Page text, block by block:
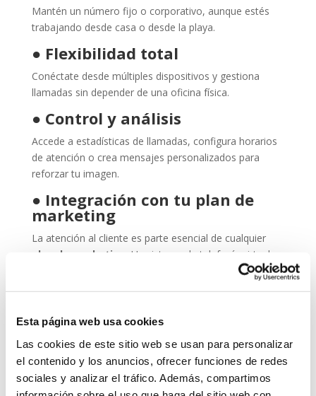
Esta página web usa cookies
Las cookies de este sitio web se usan para personalizar
el contenido y los anuncios, ofrecer funciones de redes
sociales y analizar el tráfico. Además, compartimos
Mantén un número fijo o corporativo, aunque estés
trabajando desde casa o desde la playa.
● Flexibilidad total
Conéctate desde múltiples dispositivos y gestiona
llamadas sin depender de una oficina física.
● Control y análisis
Accede a estadísticas de llamadas, configura horarios
de atención o crea mensajes personalizados para
reforzar tu imagen.
● Integración con tu plan de
marketing
La atención al cliente es parte esencial de cualquier
plan de marketing
. Un sistema de telefonía virtual
bien configurado mejora la experiencia del usuario y
¿Para quién es ideal esta
solución?
La telefonía virtual es perfecta para:
Autónomos y freelancers que quieren una imagen